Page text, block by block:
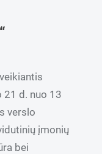
21 d. nuo 13
verslo
įmonių
bei